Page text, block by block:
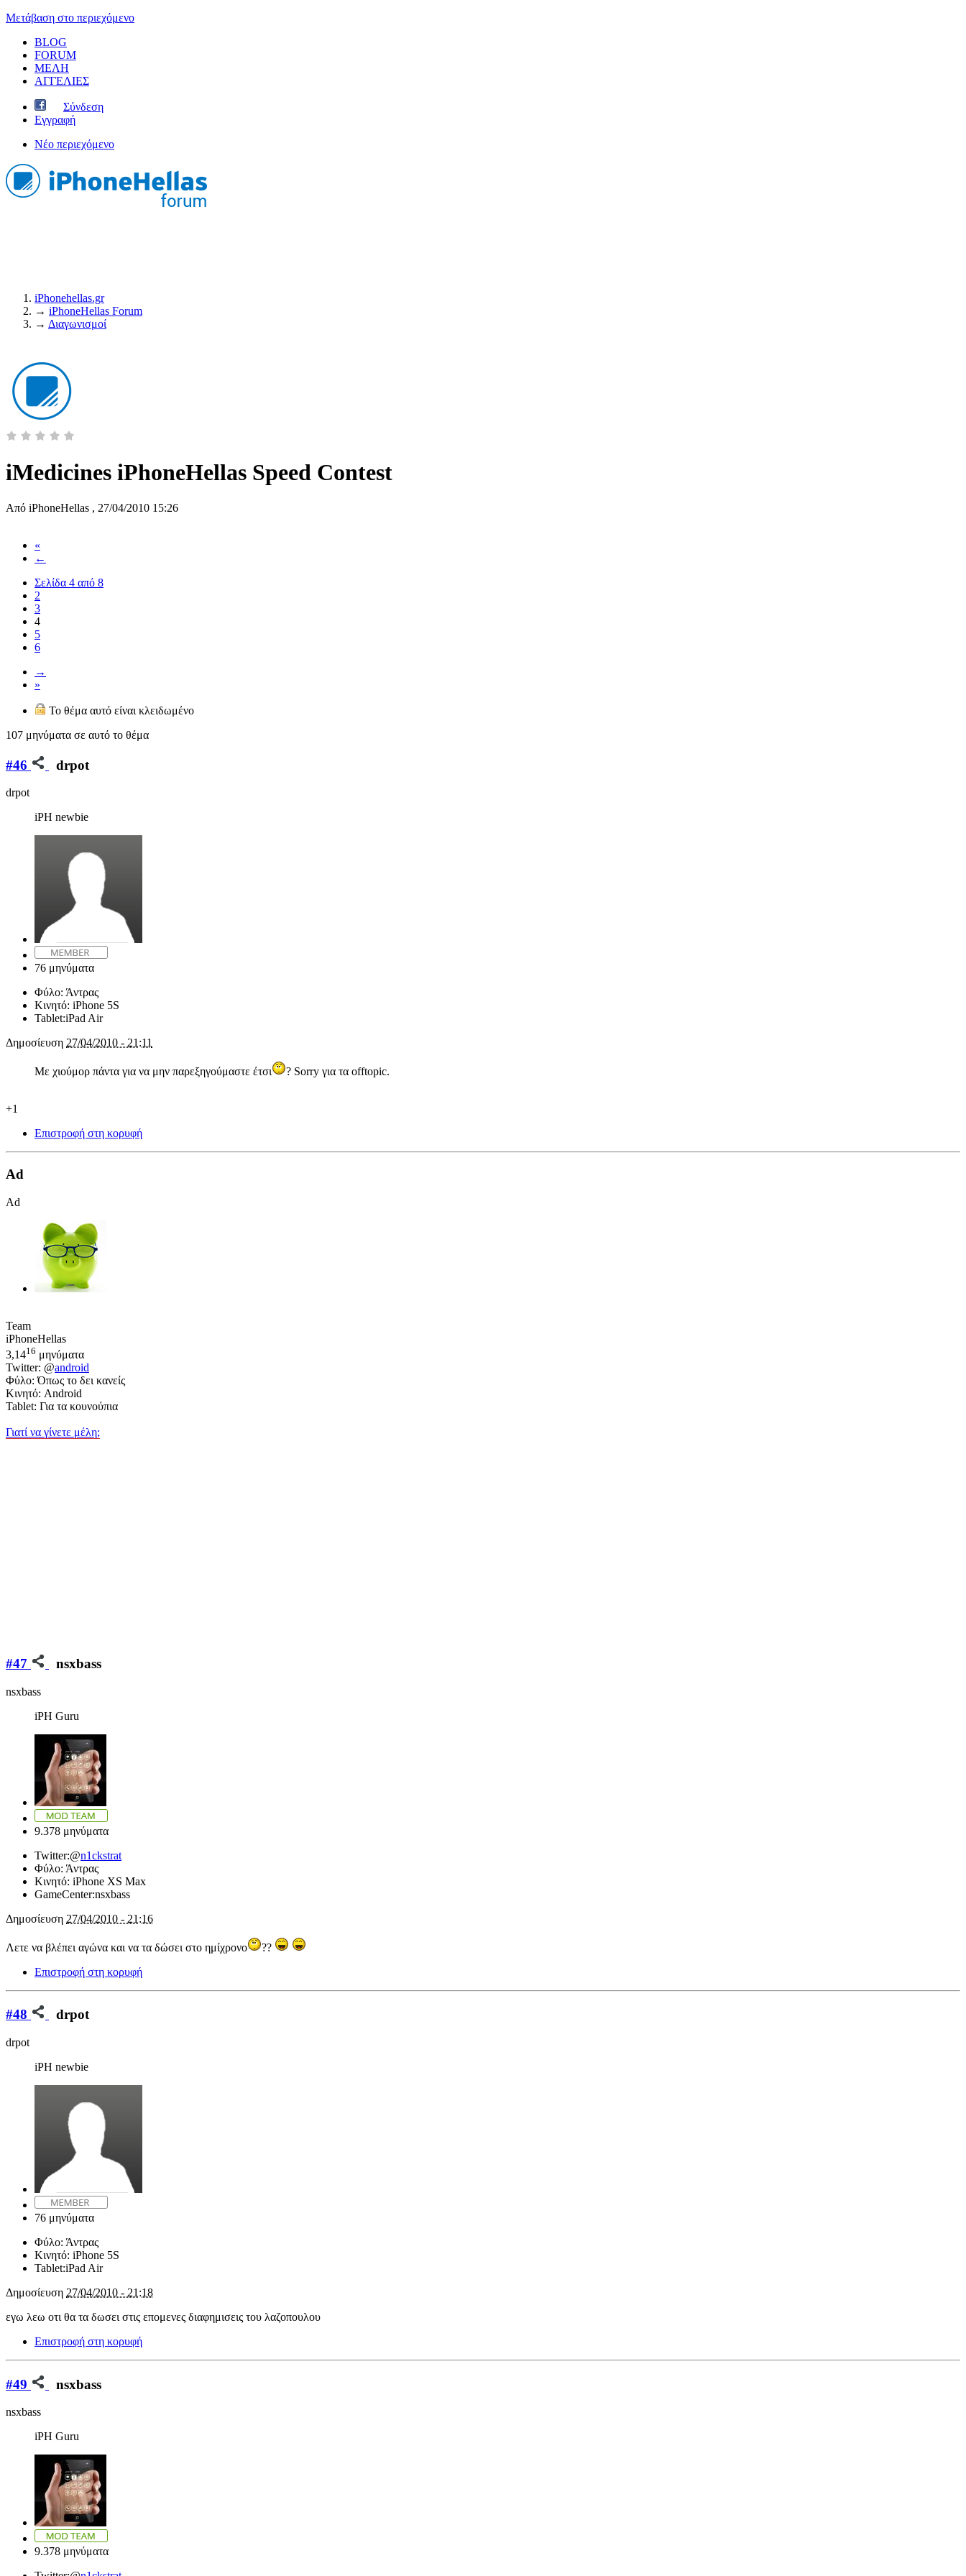
Μετάβαση στο περιεχόμενο
BLOG
FORUM
ΜΕΛΗ
ΑΓΓΕΛΙΕΣ
Σύνδεση
Εγγραφή
Νέο περιεχόμενο
iPhonehellas.gr
→ iPhoneHellas Forum
→ Διαγωνισμοί
iMedicines iPhoneHellas Speed Contest
Από iPhoneHellas , 27/04/2010 15:26
«
←
Σελίδα 4 από 8
2
3
4
5
6
→
»
Το θέμα αυτό είναι κλειδωμένο
107 μηνύματα σε αυτό το θέμα
#46 drpot
drpot
iPH newbie
76 μηνύματα
Φύλο: Άντρας
Κινητό: iPhone 5S
Tablet:iPad Air
Δημοσίευση 27/04/2010 - 21:11
Με χιούμορ πάντα για να μην παρεξηγούμαστε έτσι ? Sorry για τα offtopic.
+1
Επιστροφή στη κορυφή
Ad
Ad
Team
iPhoneHellas
3,1416 μηνύματα
Twitter: @android
Φύλο: Όπως το δει κανείς
Κινητό: Android
Tablet: Για τα κουνούπια
Γιατί να γίνετε μέλη;
#47 nsxbass
nsxbass
iPH Guru
9.378 μηνύματα
Twitter:@n1ckstrat
Φύλο: Άντρας
Κινητό: iPhone XS Max
GameCenter:nsxbass
Δημοσίευση 27/04/2010 - 21:16
Λετε να βλέπει αγώνα και να τα δώσει στο ημίχρονο
??
Επιστροφή στη κορυφή
#48 drpot
drpot
iPH newbie
76 μηνύματα
Φύλο: Άντρας
Κινητό: iPhone 5S
Tablet:iPad Air
Δημοσίευση 27/04/2010 - 21:18
εγω λεω οτι θα τα δωσει στις επομενες διαφημισεις του λαζοπουλου
Επιστροφή στη κορυφή
#49 nsxbass
nsxbass
iPH Guru
9.378 μηνύματα